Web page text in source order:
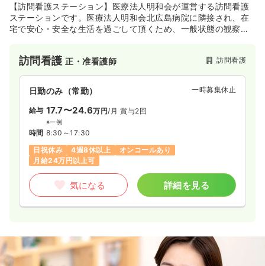
【訪問看護ステーション】医療法人明和会が運営する訪問看護
ステーションです。医療法人明和会北広島病院に隣接され、在
宅で安心・安全な生活を過ごして頂くため、一般状態の観察だ
係を築いていく事を目指しています。
訪問看護正・准看護師 訪問看護
日勤のみ（常勤） 一時募集休止
給与 17.7〜24.6万円/月 賞与2回
※一例
時間 8:30～17:30
日祝休み
4週8休以上
オンコールあり
月給24万円以上可
気になる 詳細を見る